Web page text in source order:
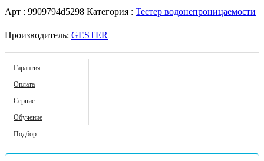
Арт : 9909794d5298 Категория : Тестер водонепроницаемости
Производитель: GESTER
Гарантия
Оплата
Сервис
Обучение
Подбор